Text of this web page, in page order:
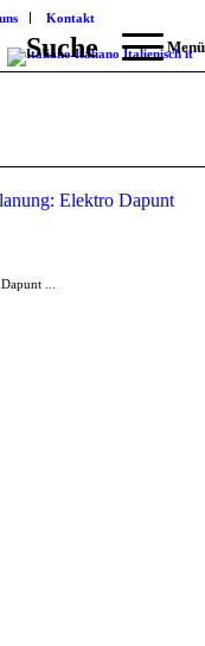
Kontakt
Italiano Italienisch it
Suche Menü
Elektro Dapunt
...